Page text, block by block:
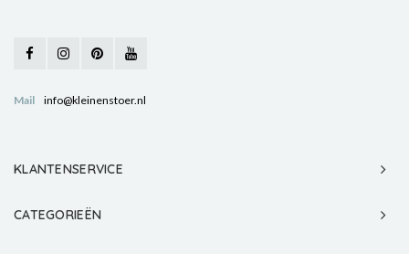
Mail info@kleinenstoer.nl
KLANTENSERVICE
CATEGORIEËN